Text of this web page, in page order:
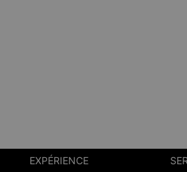
EXPÉRIENCE